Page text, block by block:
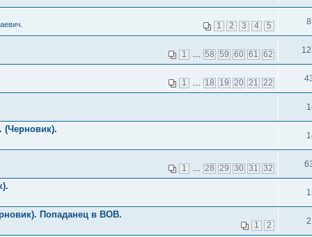
1 2 3 4 5
1 … 58 59 60 61 62
1 … 18 19 20 21 22
(Черновик).
1 … 28 29 30 31 32
Попаданец в ВОВ.
1 2